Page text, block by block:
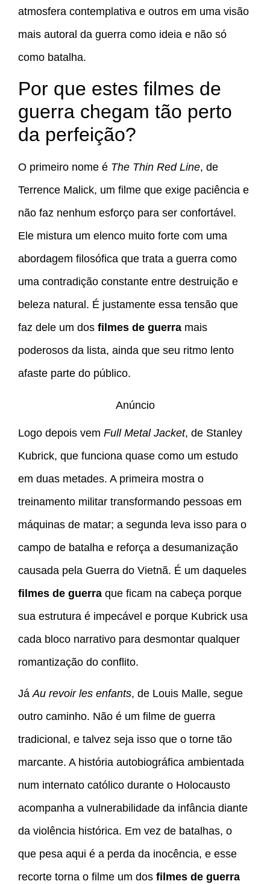
atmosfera contemplativa e outros em uma visão
mais autoral da guerra como ideia e não só
como batalha.
Por que estes filmes de
guerra chegam tão perto
da perfeição?
O primeiro nome é The Thin Red Line, de
Terrence Malick, um filme que exige paciência e
não faz nenhum esforço para ser confortável.
Ele mistura um elenco muito forte com uma
abordagem filosófica que trata a guerra como
uma contradição constante entre destruição e
beleza natural. É justamente essa tensão que
faz dele um dos filmes de guerra mais
poderosos da lista, ainda que seu ritmo lento
afaste parte do público.
Anúncio
Logo depois vem Full Metal Jacket, de Stanley
Kubrick, que funciona quase como um estudo
em duas metades. A primeira mostra o
treinamento militar transformando pessoas em
máquinas de matar; a segunda leva isso para o
campo de batalha e reforça a desumanização
causada pela Guerra do Vietnã. É um daqueles
filmes de guerra que ficam na cabeça porque
sua estrutura é impecável e porque Kubrick usa
cada bloco narrativo para desmontar qualquer
romantização do conflito.
JáAu revoir les enfants, de Louis Malle, segue
outro caminho. Não é um filme de guerra
tradicional, e talvez seja isso que o torne tão
marcante. A história autobiográfica ambientada
num internato católico durante o Holocausto
acompanha a vulnerabilidade da infância diante
da violência histórica. Em vez de batalhas, o
que pesa aqui é a perda da inocência, e esse
recorte torna o filme um dos filmes de guerra